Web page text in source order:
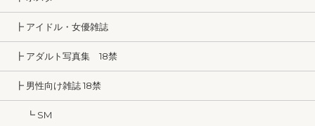
┣ アイドル・女優雑誌
┣ アダルト写真集 18禁
┣ 男性向け雑誌 18禁
┗ SM